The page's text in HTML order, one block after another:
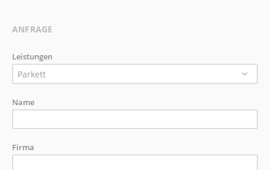
ANFRAGE
Leistungen
Parkett
Name
Firma